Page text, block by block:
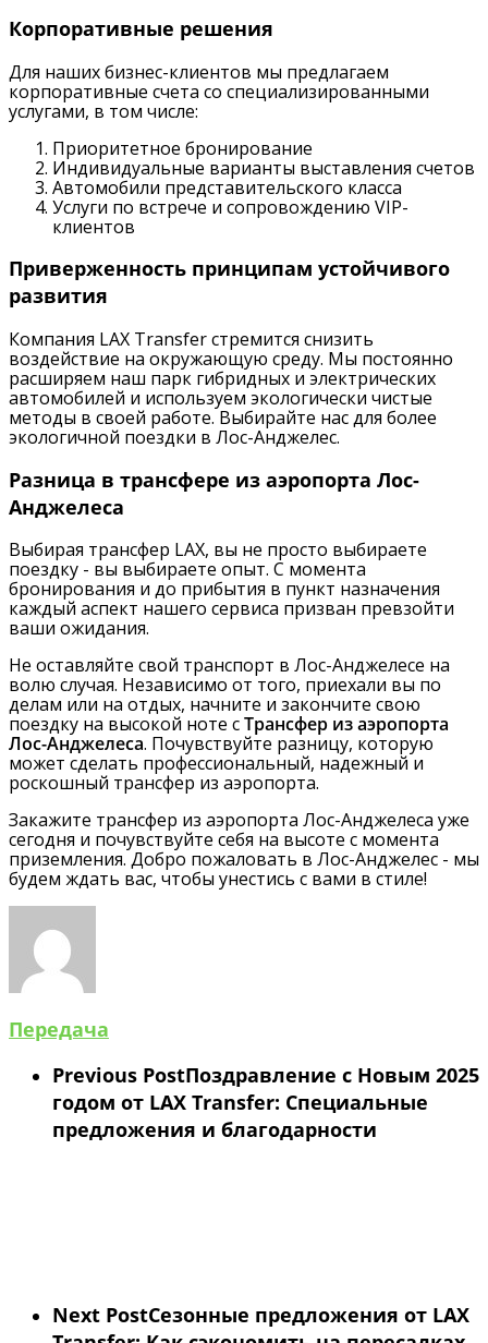
Корпоративные решения
Для наших бизнес-клиентов мы предлагаем
корпоративные счета со специализированными
услугами, в том числе:
Приоритетное бронирование
Индивидуальные варианты выставления счетов
Автомобили представительского класса
Услуги по встрече и сопровождению VIP-
клиентов
Приверженность принципам устойчивого
развития
Компания LAX Transfer стремится снизить
воздействие на окружающую среду. Мы постоянно
расширяем наш парк гибридных и электрических
автомобилей и используем экологически чистые
методы в своей работе. Выбирайте нас для более
экологичной поездки в Лос-Анджелес.
Разница в трансфере из аэропорта Лос-
Анджелеса
Выбирая трансфер LAX, вы не просто выбираете
поездку - вы выбираете опыт. С момента
бронирования и до прибытия в пункт назначения
каждый аспект нашего сервиса призван превзойти
ваши ожидания.
Не оставляйте свой транспорт в Лос-Анджелесе на
волю случая. Независимо от того, приехали вы по
делам или на отдых, начните и закончите свою
поездку на высокой ноте сТрансфер из аэропорта
Лос-Анджелеса. Почувствуйте разницу, которую
может сделать профессиональный, надежный и
роскошный трансфер из аэропорта.
Закажите трансфер из аэропорта Лос-Анджелеса уже
сегодня и почувствуйте себя на высоте с момента
приземления. Добро пожаловать в Лос-Анджелес - мы
будем ждать вас, чтобы унестись с вами в стиле!
Передача
Previous PostПоздравление с Новым 2025
годом от LAX Transfer: Специальные
предложения и благодарности
Next PostСезонные предложения от LAX